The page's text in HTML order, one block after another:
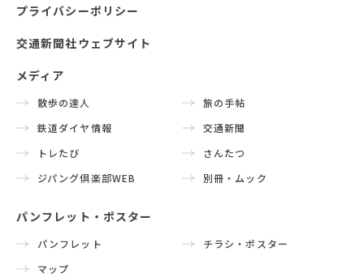
プライバシーポリシー
交通新聞社ウェブサイト
メディア
散歩の達人
旅の手帖
鉄道ダイヤ情報
交通新聞
トレたび
さんたつ
ジパング倶楽部WEB
別冊・ムック
パンフレット・ポスター
パンフレット
チラシ・ポスター
マップ